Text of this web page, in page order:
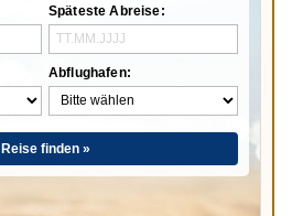
Späteste Abreise:
Abflughafen:
Reise finden »